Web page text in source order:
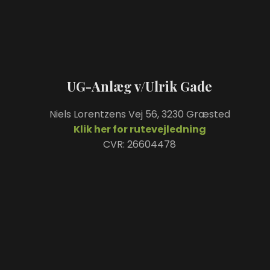
​​UG-Anlæg v/Ulrik Gade
Niels Lorentzens Vej 56, 3230 Græsted
Klik her for rutevejledning
CVR: 26604478